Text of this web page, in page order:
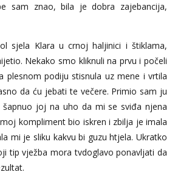
677-677
- mob:1,12€ min
sam znao, bila je dobra zajebancija,
sjela Klara u crnoj haljinici i štiklama,
Nekako smo kliknuli na prvu i počeli
plesnom podiju stisnula uz mene i vrtila
da ću jebati te večere. Primio sam ju
šapnuo joj na uho da mi se sviđa njena
kompliment bio iskren i zbilja je imala
mi je sliku kakvu bi guzu htjela. Ukratko
tip vježba mora tvdoglavo ponavljati da